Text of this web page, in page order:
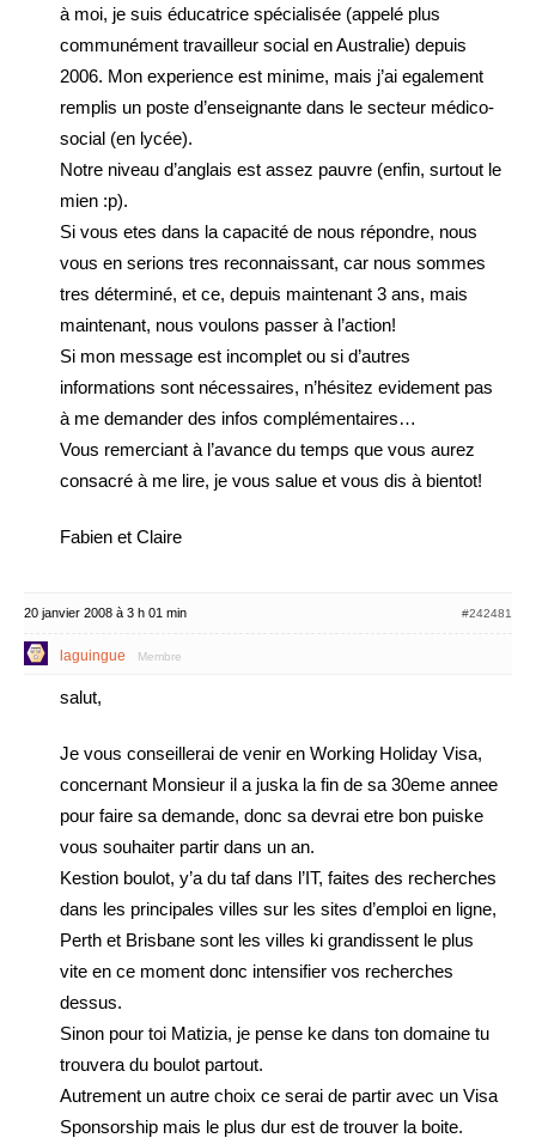
à moi, je suis éducatrice spécialisée (appelé plus
communément travailleur social en Australie) depuis
2006. Mon experience est minime, mais j’ai egalement
remplis un poste d’enseignante dans le secteur médico-
social (en lycée).
Notre niveau d’anglais est assez pauvre (enfin, surtout le
mien :p).
Si vous etes dans la capacité de nous répondre, nous
vous en serions tres reconnaissant, car nous sommes
tres déterminé, et ce, depuis maintenant 3 ans, mais
maintenant, nous voulons passer à l’action!
Si mon message est incomplet ou si d’autres
informations sont nécessaires, n’hésitez evidement pas
à me demander des infos complémentaires…
Vous remerciant à l’avance du temps que vous aurez
consacré à me lire, je vous salue et vous dis à bientot!
Fabien et Claire
20 janvier 2008 à 3 h 01 min #242481
laguingue Membre
salut,
Je vous conseillerai de venir en Working Holiday Visa,
concernant Monsieur il a juska la fin de sa 30eme annee
pour faire sa demande, donc sa devrai etre bon puiske
vous souhaiter partir dans un an.
Kestion boulot, y’a du taf dans l’IT, faites des recherches
dans les principales villes sur les sites d’emploi en ligne,
Perth et Brisbane sont les villes ki grandissent le plus
vite en ce moment donc intensifier vos recherches
dessus.
Sinon pour toi Matizia, je pense ke dans ton domaine tu
trouvera du boulot partout.
Autrement un autre choix ce serai de partir avec un Visa
Sponsorship mais le plus dur est de trouver la boite.